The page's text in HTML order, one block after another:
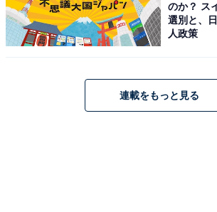
のか？ ス
選別と、
人政策
連載をもっと見る